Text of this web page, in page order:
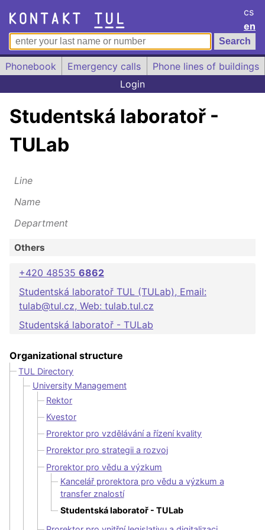
cs
en
Phonebook Emergency calls
Phone lines of buildings
Login
Studentská laboratoř -
TULab
Line
Name
Department
Others
+420 48535 6862
Studentská laboratoř TUL (TULab), Email:
tulab@tul.cz, Web: tulab.tul.cz
Studentská laboratoř - TULab
Organizational structure
TUL Directory
University Management
Rektor
Kvestor
Prorektor pro vzdělávání a řízení kvality
Prorektor pro strategii a rozvoj
Prorektor pro vědu a výzkum
Kancelář prorektora pro vědu a výzkum a
transfer znalostí
Studentská laboratoř - TULab